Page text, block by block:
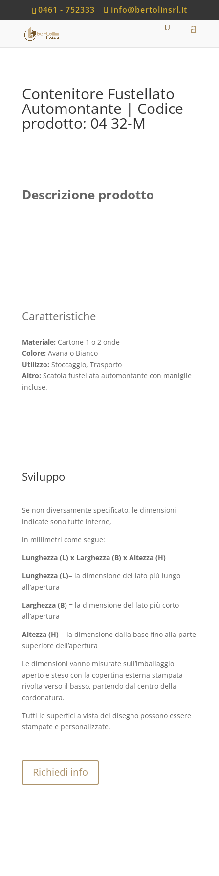
0461 - 752333 info@bertolinsrl.it
Contenitore Fustellato
Automontante | Codice
prodotto: 04 32-M
Descrizione prodotto
Caratteristiche
Materiale: Cartone 1 o 2 onde
Colore: Avana o Bianco
Utilizzo: Stoccaggio, Trasporto
Altro: Scatola fustellata automontante con maniglie
incluse.
Sviluppo
Se non diversamente specificato, le dimensioni
indicate sono tutte interne,
in millimetri come segue:
Lunghezza (L) x Larghezza (B) x Altezza (H)
Lunghezza (L)= la dimensione del lato più lungo
all’apertura
Larghezza (B) = la dimensione del lato più corto
all’apertura
Altezza (H) = la dimensione dalla base fino alla parte
superiore dell’apertura
Le dimensioni vanno misurate sull’imballaggio
aperto e steso con la copertina esterna stampata
rivolta verso il basso, partendo dal centro della
cordonatura.
Tutti le superfici a vista del disegno possono essere
stampate e personalizzate.
Richiedi info